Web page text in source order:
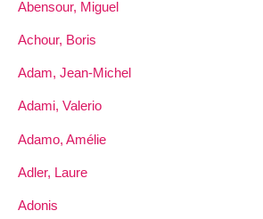
Abensour, Miguel
Achour, Boris
Adam, Jean-Michel
Adami, Valerio
Adamo, Amélie
Adler, Laure
Adonis